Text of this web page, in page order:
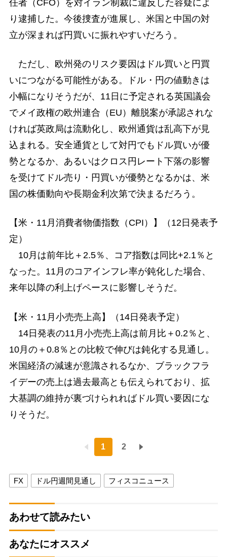
任者（CFO）を対イラン制裁に違反した容疑によ
り逮捕した。今後捜査が進展し、米国と中国の対
立が深まれば円買いに振れやすいだろう。
ただし、欧州発のリスク要因はドル買いと円買
いにつながる可能性がある。ドル・円の値動きは
小幅になりそうだが、11日に予定される英国議会
でメイ政権の欧州連合（EU）離脱案が承認されな
ければ英政局は流動化し、欧州通貨は乱高下が見
込まれる。安全通貨として対円でもドル買いが優
勢となるか、あるいはクロス円レート下落の影響
を受けてドル売り・円買いが優勢となるかは、米
国の株価動向や長期金利次第で決まるだろう。
【米・11月消費者物価指数（CPI）】（12日発表予
定）
10月は前年比＋2.5％、コア指数は同比+2.1％と
なった。11月のコアインフレ率が鈍化した場合、
来年以降の利上げペースに影響しそうだ。
【米・11月小売売上高】（14日発表予定）
14日発表の11月小売売上高は前月比＋0.2％と、
10月の＋0.8％との比較で伸びは鈍化する見通し。
米国経済の減速が意識されるなか、ブラックフラ
イデーの売上は過去最高とも伝えられており、拡
大基調の維持が裏づけられればドル買い要因にな
りそうだ。
1 2
FX ドル円週間見通し フィスコニュース
あわせて読みたい
あなたにオススメ